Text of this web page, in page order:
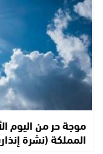
موجة حر من اليوم
المملكة (نشرة